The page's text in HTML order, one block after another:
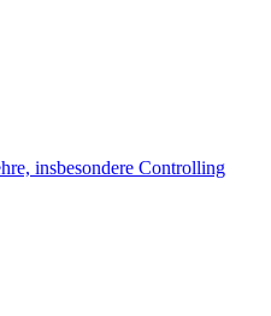
insbesondere Controlling